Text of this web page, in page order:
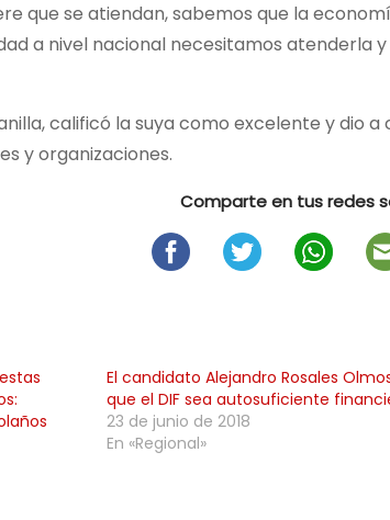
que se atiendan, sabemos que la
a nivel nacional necesitamos atenderla
calificó la suya como excelente y dio
y organizaciones.
Comparte en tus redes
El candidato Alejandro Rosales
que el DIF sea autosuficiente
23 de junio de 2018
En «Regional»